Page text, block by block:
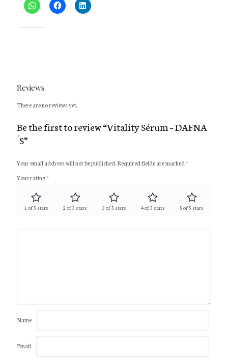
Reviews
There are no reviews yet.
Be the first to review “Vitality Sérum – DAFNA
´S”
Your email address will not be published.Required fields are marked*
Your rating*
1 of 5 stars 2 of 5 stars 3 of 5 stars 4 of 5 stars 5 of 5 stars
Name
Email